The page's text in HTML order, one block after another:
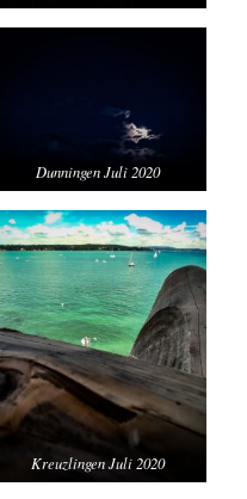
Dunningen Juli 2020
Kreuzlingen Juli 2020